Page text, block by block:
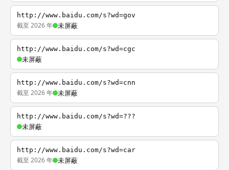
http://www.baidu.com/s?wd=gov
截至 2026 年 未屏蔽
http://www.baidu.com/s?wd=cgc
未屏蔽
http://www.baidu.com/s?wd=cnn
截至 2026 年 未屏蔽
http://www.baidu.com/s?wd=???
未屏蔽
http://www.baidu.com/s?wd=car
截至 2026 年 未屏蔽